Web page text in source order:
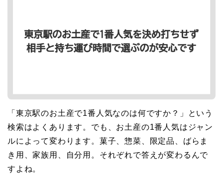
「東京駅のお土産で1番人気なのは何ですか？」という
検索はよくあります。でも、お土産の1番人気はジャン
ルによって変わります。菓子、惣菜、限定品、ばらま
き用、家族用、自分用。それぞれで答えが変わるんで
すよね。